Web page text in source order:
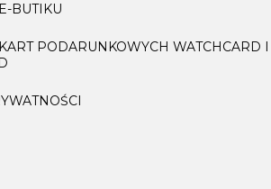
BUTIKU
PODARUNKOWYCH WATCHCARD I